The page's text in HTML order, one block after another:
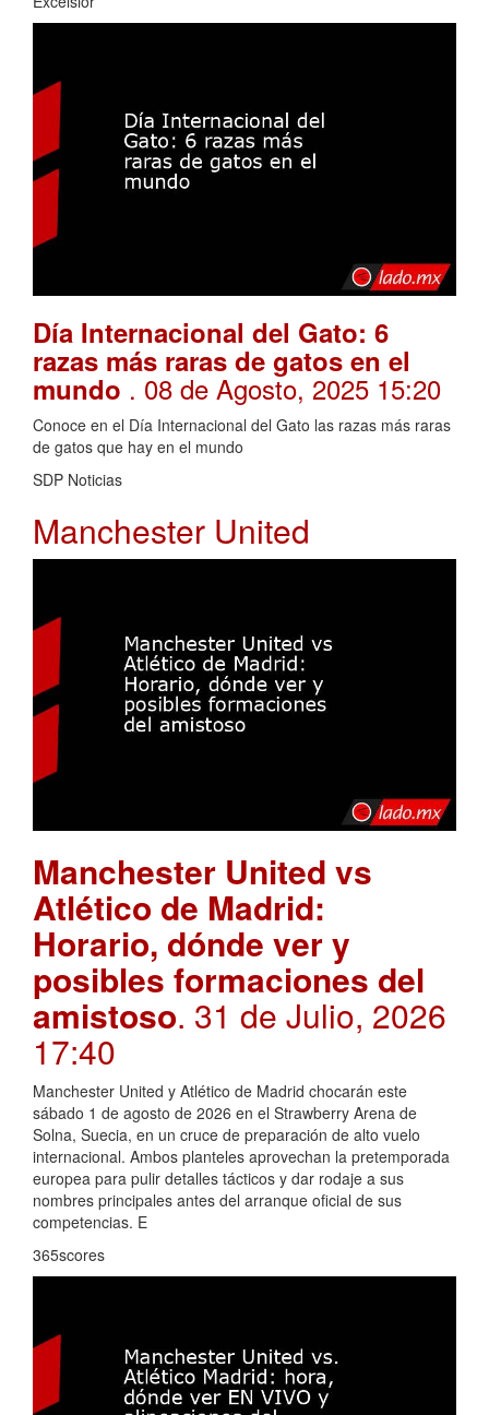
Día Internacional del Gato: 6
razas más raras de gatos en el
mundo . 08 de Agosto, 2025 15:20
Conoce en el Día Internacional del Gato las razas más raras
de gatos que hay en el mundo
SDP Noticias
Manchester United
Manchester United vs
Atlético de Madrid:
Horario, dónde ver y
posibles formaciones del
amistoso. 31 de Julio, 2026
17:40
Manchester United y Atlético de Madrid chocarán este
sábado 1 de agosto de 2026 en el Strawberry Arena de
Solna, Suecia, en un cruce de preparación de alto vuelo
internacional. Ambos planteles aprovechan la pretemporada
europea para pulir detalles tácticos y dar rodaje a sus
nombres principales antes del arranque oficial de sus
competencias. E
365scores